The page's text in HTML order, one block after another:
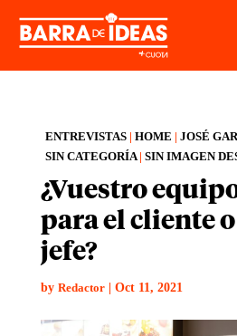
ENTREVISTAS| HOME JOSÉ
SIN CATEGORÍA| SIN IMAGEN
¿Vuestro
para el cliente
jefe?
by Redactor| Oct 11, 2021